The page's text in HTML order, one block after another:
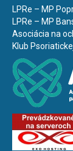
LPRe – MP
LPRe – MP
Asociácia na
Klub